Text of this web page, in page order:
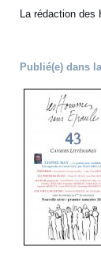
La rédaction des
Publié(e) dans